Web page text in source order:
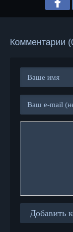
Комментарии
Добавить